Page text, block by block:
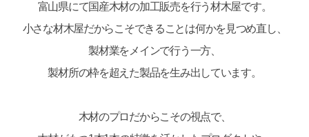
富山県にて国産木材の加工販売を行う材木屋です。
小さな材木屋だからこそできることは何かを見つめ直し、
製材業をメインで行う一方、
製材所の枠を超えた製品を生み出しています。
木材のプロだからこその視点で、